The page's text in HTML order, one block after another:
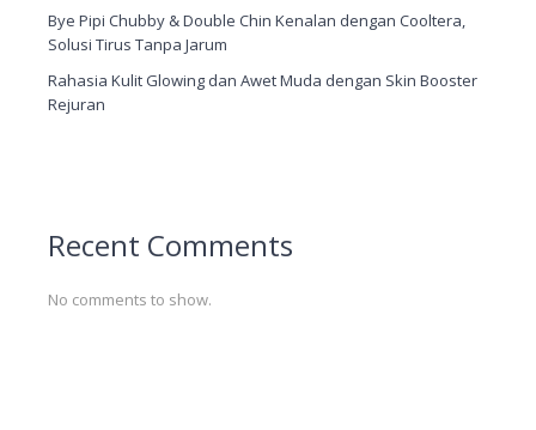
Bye Pipi Chubby & Double Chin Kenalan dengan Cooltera,
Solusi Tirus Tanpa Jarum
Rahasia Kulit Glowing dan Awet Muda dengan Skin Booster
Rejuran
Recent Comments
No comments to show.